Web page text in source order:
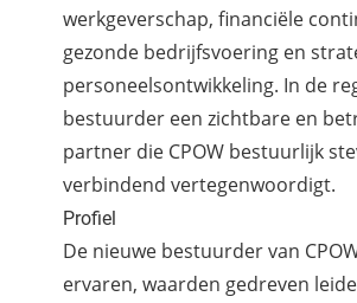
werkgeverschap, financiële
gezonde bedrijfsvoering en
personeelsontwikkeling. In de
bestuurder een zichtbare en
partner die CPOW bestuurlijk
verbindend vertegenwoordigt.
Profiel
De nieuwe bestuurder van
ervaren, waarden gedreven